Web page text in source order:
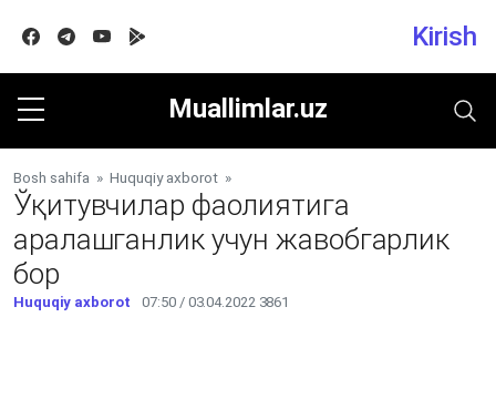
FacebookTelegram
Youtube Kirish
Muallimlar.uz
Bosh sahifa » Huquqiy axborot »
Ўқитувчилар фаолиятига
аралашганлик учун жавобгарлик
бор
Huquqiy axborot 07:50 / 03.04.2022 3861